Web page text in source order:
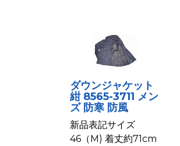
ダウンジャケット
紺 8565-3711 メン
ズ 防寒 防風
新品表記サイズ
46（M) 着丈約71cm